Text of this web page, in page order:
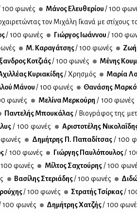
100 φω­νές Μά­νος Ελευ­θε­ρί­ου / 100
τον Μι­χά­λη Γκα­νά με στί­χους
/ 100 φω­νές Γιώρ­γος Ιω­άν­νου / 100
Μ. Κα­ρα­γά­τσης/ 100 φω­νές Ζωή
Κο­τζιάς/ 100 φω­νές Μέ­νης
Κυ­ρια­κί­δης/ Χρη­σμός Μα­ρία
Μά­νου / 100 φω­νές Θα­νά­σης
φω­νές Με­λί­να Μερ­κού­ρη / 100 φω­νές
Πα­ντε­λής Μπου­κά­λας / Βιο­γρά­φος της
/ 100 φω­νές Αρι­στο­τέ­λης
Δη­μή­τρης Π. Πα­πα­δί­τσας / 100
/ 100 φω­νές Γιώρ­γης Παυ­λό­που­λος/
φω­νές Μίλ­τος Σα­χτού­ρης / 100
Βα­σί­λης Στε­ριά­δης/ 100 φω­νές
/ 100 φω­νές Στρα­τής Τσίρ­κας/
100 φω­νές Δη­μή­τρης Χα­τζής/ 100